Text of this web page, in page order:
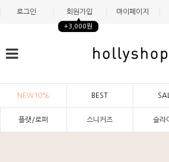
로그인 회원가입
+3,000원
마이페이지
NEW10% BEST
플랫/로퍼 스니커즈 슬라